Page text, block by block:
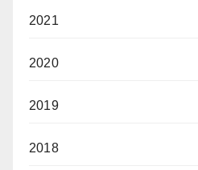
2021
2020
2019
2018